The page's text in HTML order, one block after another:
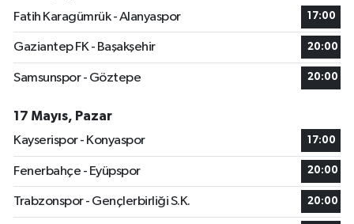
Fatih Karagümrük - Alanyaspor
17:00
Gaziantep FK - Başakşehir 20:00
Samsunspor - Göztepe 20:00
17 Mayıs, Pazar
Kayserispor - Konyaspor
17:00
Fenerbahçe - Eyüpspor 20:00
Trabzonspor - Gençlerbirliği S.K. 20:00